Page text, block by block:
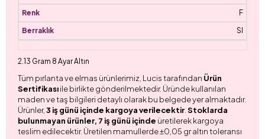
F
SI
2.13 Gram 8 Ayar Altın
Tüm pırlanta ve elmas ürünlerimiz, Lucis tarafından Ürün
Sertifikasıile birlikte gönderilmektedir. Üründe kullanılan
maden ve taş bilgileri detaylı olarak bu belgede yer almaktadır.
Ürünler,3 iş günü içinde kargoya verilecektir. Stoklarda
bulunmayan ürünler, 7 iş günü içinde üretilerek kargoya
teslim edilecektir. Üretilen mamullerde ±0,05 gr altın toleransı